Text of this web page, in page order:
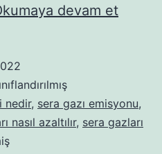
devam etSera
ve
nedir, sera gazı emisyonu,
nasıl azaltılır, sera gazları